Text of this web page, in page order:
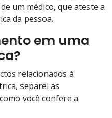
um médico, que ateste a
da pessoa.
em uma
relacionados à
separei as
você confere a